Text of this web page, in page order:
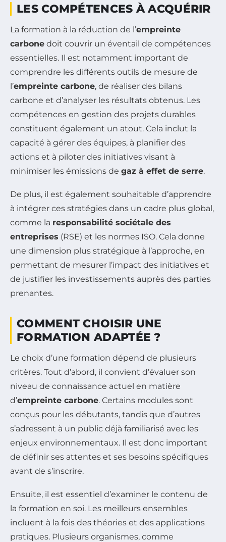
LES COMPÉTENCES À ACQUÉRIR
La formation à la réduction de l’empreinte
carbone doit couvrir un éventail de compétences
essentielles. Il est notamment important de
comprendre les différents outils de mesure de
l’empreinte carbone, de réaliser des bilans
carbone et d’analyser les résultats obtenus. Les
compétences en gestion des projets durables
constituent également un atout. Cela inclut la
capacité à gérer des équipes, à planifier des
actions et à piloter des initiatives visant à
minimiser les émissions de gaz à effet de serre.
De plus, il est également souhaitable d’apprendre
à intégrer ces stratégies dans un cadre plus global,
comme la responsabilité sociétale des
entreprises (RSE) et les normes ISO. Cela donne
une dimension plus stratégique à l’approche, en
permettant de mesurer l’impact des initiatives et
de justifier les investissements auprès des parties
prenantes.
COMMENT CHOISIR UNE
FORMATION ADAPTÉE ?
Le choix d’une formation dépend de plusieurs
critères. Tout d’abord, il convient d’évaluer son
niveau de connaissance actuel en matière
d’empreinte carbone. Certains modules sont
conçus pour les débutants, tandis que d’autres
s’adressent à un public déjà familiarisé avec les
enjeux environnementaux. Il est donc important
de définir ses attentes et ses besoins spécifiques
avant de s’inscrire.
Ensuite, il est essentiel d’examiner le contenu de
la formation en soi. Les meilleurs ensembles
incluent à la fois des théories et des applications
pratiques. Plusieurs organismes, comme